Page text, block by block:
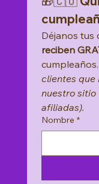
Déjanos tus
reciben
cumpleaños.
clientes que
nuestro sitio
afiliadas).
Nombre *